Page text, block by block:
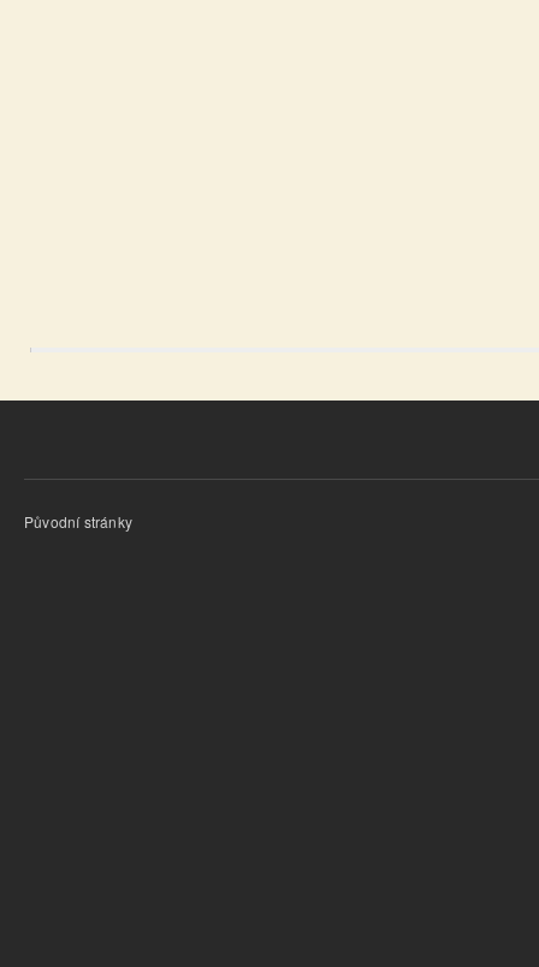
Původní stránky